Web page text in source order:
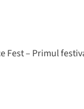
Fest – Primul